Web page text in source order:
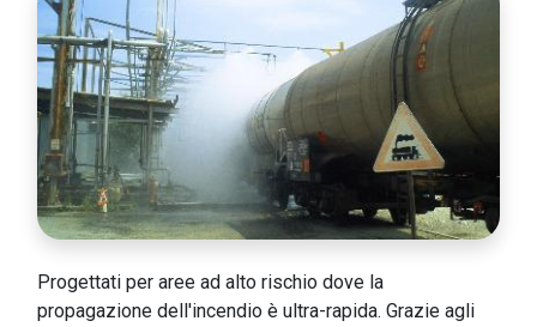
Progettati per aree ad alto rischio dove la
propagazione dell'incendio è ultra-rapida. Grazie agli